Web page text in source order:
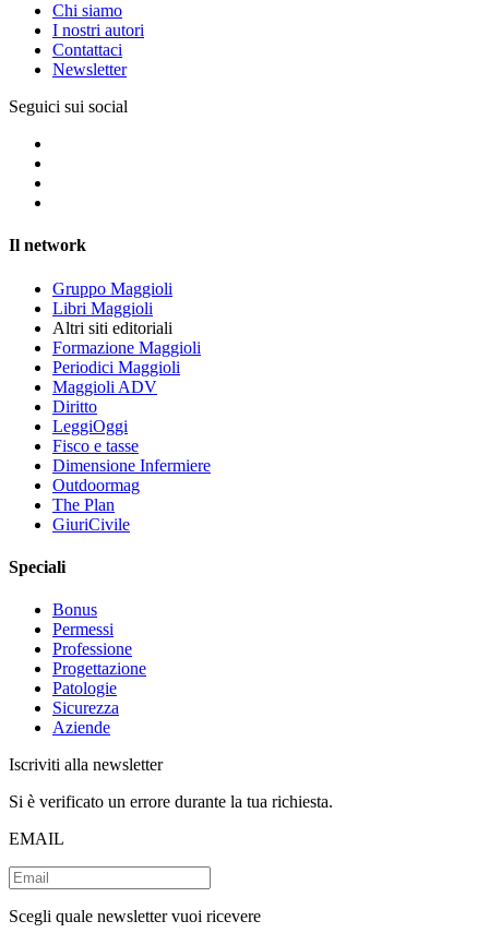
Chi siamo
I nostri autori
Contattaci
Newsletter
Seguici sui social
Il network
Gruppo Maggioli
Libri Maggioli
Altri siti editoriali
Formazione Maggioli
Periodici Maggioli
Maggioli ADV
Diritto
LeggiOggi
Fisco e tasse
Dimensione Infermiere
Outdoormag
The Plan
GiuriCivile
Speciali
Bonus
Permessi
Professione
Progettazione
Patologie
Sicurezza
Aziende
Iscriviti alla newsletter
Si è verificato un errore durante la tua richiesta.
EMAIL
Scegli quale newsletter vuoi ricevere